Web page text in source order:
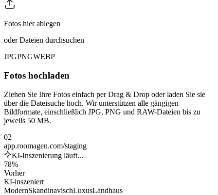
Fotos hier ablegen
oder Dateien durchsuchen
JPGPNGWEBP
Fotos hochladen
Ziehen Sie Ihre Fotos einfach per Drag & Drop oder laden Sie sie
über die Dateisuche hoch. Wir unterstützen alle gängigen
Bildformate, einschließlich JPG, PNG und RAW-Dateien bis zu
jeweils 50 MB.
02
app.roomagen.com/staging
KI-Inszenierung läuft...
78%
Vorher
KI-inszeniert
ModernSkandinavischLuxusLandhaus